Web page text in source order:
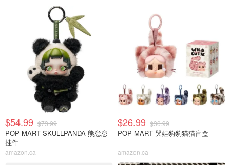
$54.99 $73.99
POP MART SKULLPANDA 熊怠怠
挂件
amazon.ca
$26.99 $30.99
POP MART 哭娃豹豹猫猫盲盒
amazon.ca